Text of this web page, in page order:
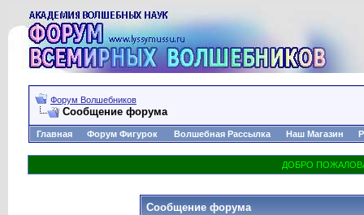
Форум Волшебников
Сообщение форума
Главная Форум Фигурок Волшебная Рассылка Наш Магазин
Сообщение форума